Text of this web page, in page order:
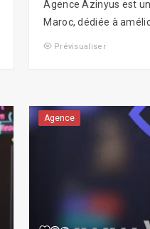
Agence Azinyus est
Maroc, dédiée à
Prévisualiser
Agence